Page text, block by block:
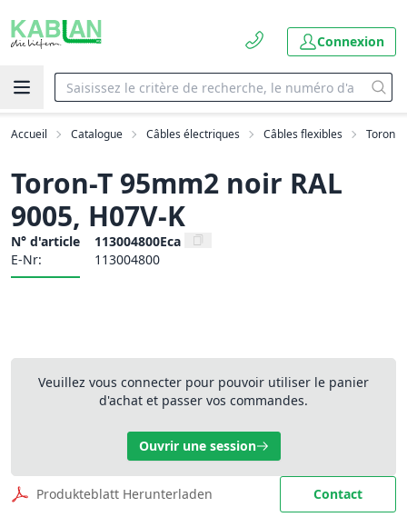
Connexion
Accueil Catalogue Câbles électriques Câbles flexibles Toron
Toron-T 95mm2 noir RAL
9005, H07V-K
N° d'article
113004800Eca
E-Nr:
113004800
Veuillez vous connecter pour pouvoir utiliser le panier
d'achat et passer vos commandes.
Ouvrir une session
Produkteblatt Herunterladen Contact